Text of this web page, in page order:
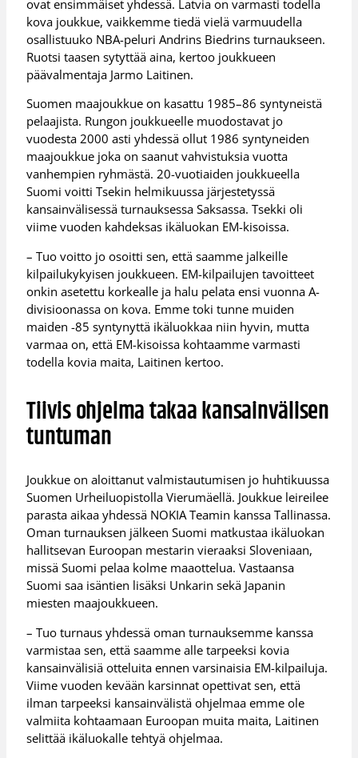
ovat ensimmäiset yhdessä. Latvia on varmasti todella
kova joukkue, vaikkemme tiedä vielä varmuudella
osallistuuko NBA-peluri Andrins Biedrins turnaukseen.
Ruotsi taasen sytyttää aina, kertoo joukkueen
päävalmentaja Jarmo Laitinen.
Suomen maajoukkue on kasattu 1985–86 syntyneistä
pelaajista. Rungon joukkueelle muodostavat jo
vuodesta 2000 asti yhdessä ollut 1986 syntyneiden
maajoukkue joka on saanut vahvistuksia vuotta
vanhempien ryhmästä. 20-vuotiaiden joukkueella
Suomi voitti Tsekin helmikuussa järjestetyssä
kansainvälisessä turnauksessa Saksassa. Tsekki oli
viime vuoden kahdeksas ikäluokan EM-kisoissa.
– Tuo voitto jo osoitti sen, että saamme jalkeille
kilpailukykyisen joukkueen. EM-kilpailujen tavoitteet
onkin asetettu korkealle ja halu pelata ensi vuonna A-
divisioonassa on kova. Emme toki tunne muiden
maiden -85 syntynyttä ikäluokkaa niin hyvin, mutta
varmaa on, että EM-kisoissa kohtaamme varmasti
todella kovia maita, Laitinen kertoo.
Tiivis ohjelma takaa kansainvälisen
tuntuman
Joukkue on aloittanut valmistautumisen jo huhtikuussa
Suomen Urheiluopistolla Vierumäellä. Joukkue leireilee
parasta aikaa yhdessä NOKIA Teamin kanssa Tallinassa.
Oman turnauksen jälkeen Suomi matkustaa ikäluokan
hallitsevan Euroopan mestarin vieraaksi Sloveniaan,
missä Suomi pelaa kolme maaottelua. Vastaansa
Suomi saa isäntien lisäksi Unkarin sekä Japanin
miesten maajoukkueen.
– Tuo turnaus yhdessä oman turnauksemme kanssa
varmistaa sen, että saamme alle tarpeeksi kovia
kansainvälisiä otteluita ennen varsinaisia EM-kilpailuja.
Viime vuoden kevään karsinnat opettivat sen, että
ilman tarpeeksi kansainvälistä ohjelmaa emme ole
valmiita kohtaamaan Euroopan muita maita, Laitinen
selittää ikäluokalle tehtyä ohjelmaa.